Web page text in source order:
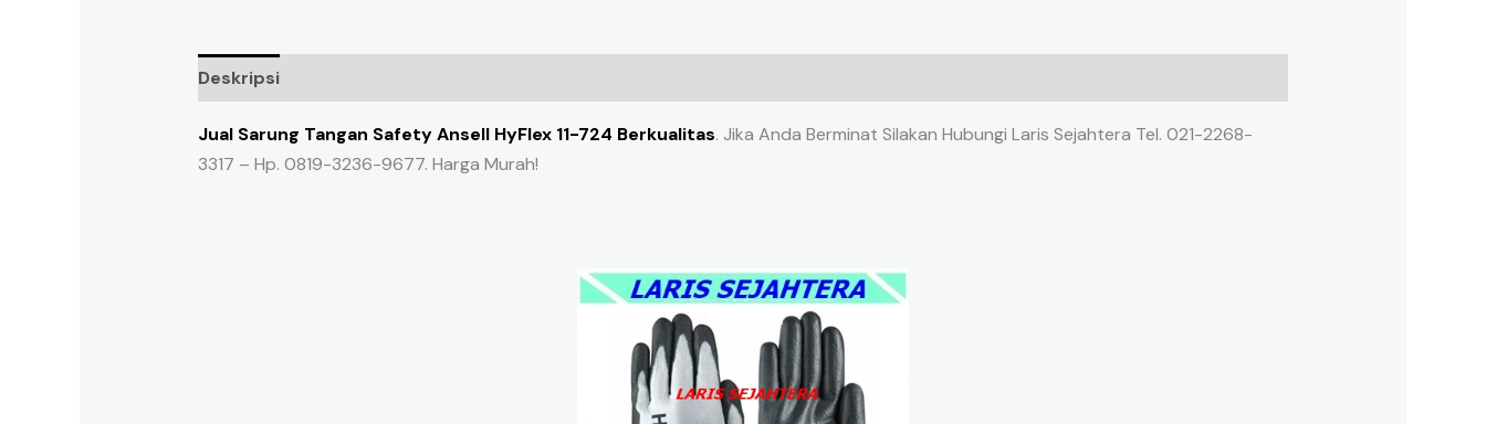
Deskripsi
Jual Sarung Tangan Safety Ansell HyFlex 11-724 Berkualitas. Jika Anda Berminat Silakan Hubungi Laris Sejahtera Tel. 021-2268-
3317 – Hp. 0819-3236-9677. Harga Murah!